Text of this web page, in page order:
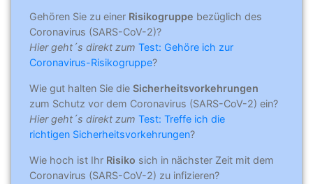
Gehören Sie zu einer Risikogruppe bezüglich des
Coronavirus (SARS-CoV-2)?
Hier geht´s direkt zum Test: Gehöre ich zur
Coronavirus-Risikogruppe?
Wie gut halten Sie die Sicherheitsvorkehrungen
zum Schutz vor dem Coronavirus (SARS-CoV-2) ein?
Hier geht´s direkt zum Test: Treffe ich die
richtigen Sicherheitsvorkehrungen?
Wie hoch ist Ihr Risiko sich in nächster Zeit mit dem
Coronavirus (SARS-CoV-2) zu infizieren?